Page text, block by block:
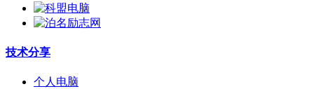
技术分享
个人电脑